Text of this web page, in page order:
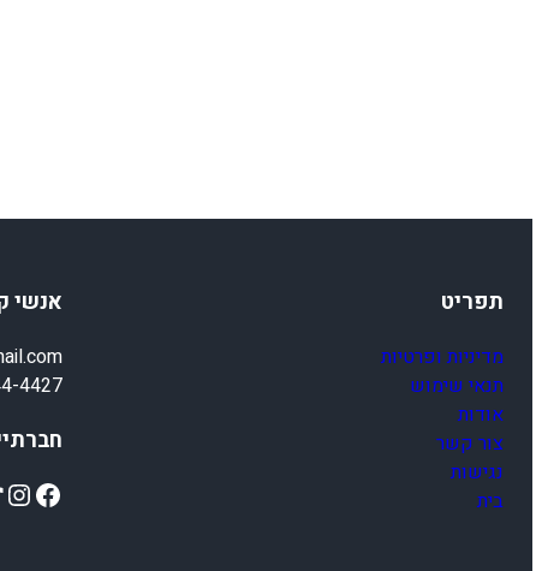
תפריט
מדיניות ופרטיות
תנאי שימוש
אודות
צור קשר
נגישות
בית
אנשי
4427
Facebook
Instagram